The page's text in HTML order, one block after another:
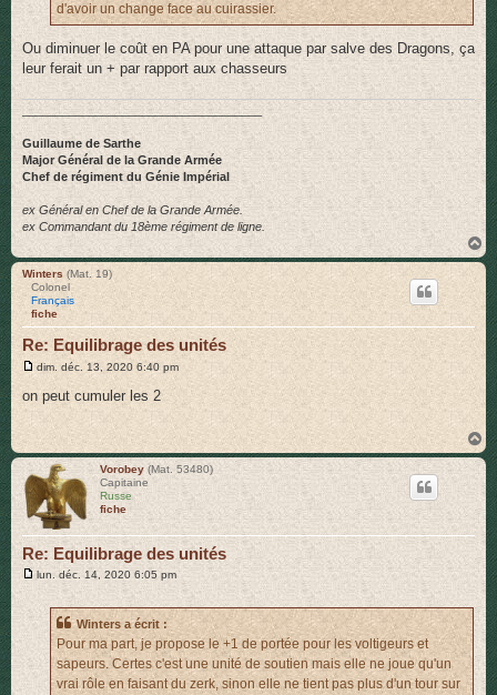
d'avoir un change face au cuirassier.
Ou diminuer le coût en PA pour une attaque par salve des Dragons, ça
leur ferait un + par rapport aux chasseurs
____________________________________
Guillaume de Sarthe
Major Général de la Grande Armée
Chef de régiment du Génie Impérial
ex Général en Chef de la Grande Armée.
ex Commandant du 18ème régiment de ligne.
a
u
Winters (Mat. 19)
Colonel
Français
fiche
Re: Equilibrage des unités
M
s
dim. déc. 13, 2020 6:40 pm
on peut cumuler les 2
H
a
u
Vorobey (Mat. 53480)
Capitaine
Russe
fiche
Re: Equilibrage des unités
Mlun. déc. 14, 2020 6:05 pm
Winters a écrit :
Pour ma part, je propose le +1 de portée pour les voltigeurs et
sapeurs. Certes c'est une unité de soutien mais elle ne joue qu'un
vrai rôle en faisant du zerk, sinon elle ne tient pas plus d'un tour sur